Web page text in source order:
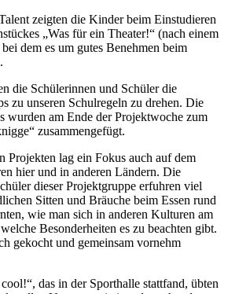
zeigten die Kinder beim Einstudieren
„Was für ein Theater!“ (nach einem
dem es um gutes Benehmen beim
die Schülerinnen und Schüler die
zu unseren Schulregeln zu drehen. Die
wurden am Ende der Projektwoche zum
zusammengefügt.
Projekten lag ein Fokus auch auf dem
hier und in anderen Ländern. Die
dieser Projektgruppe erfuhren viel
Sitten und Bräuche beim Essen rund
wie man sich in anderen Kulturen am
Besonderheiten es zu beachten gibt.
gekocht und gemeinsam vornehm
das in der Sporthalle stattfand, übten